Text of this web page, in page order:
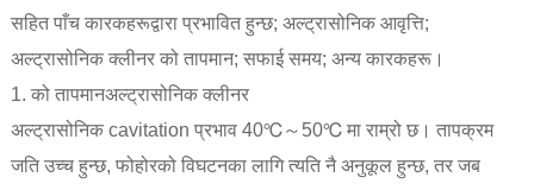
सहित पाँच कारकहरूद्वारा प्रभावित हुन्छ; अल्ट्रासोनिक आवृत्ति;
अल्ट्रासोनिक क्लीनर को तापमान; सफाई समय; अन्य कारकहरू।
1. को तापमानअल्ट्रासोनिक क्लीनर
अल्ट्रासोनिक cavitation प्रभाव 40℃～50℃ मा राम्रो छ। तापक्रम
जति उच्च हुन्छ, फोहोरको विघटनका लागि त्यति नै अनुकूल हुन्छ, तर जब